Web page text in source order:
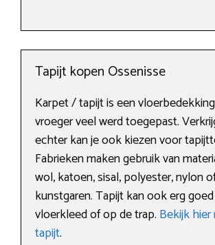
Tapijt kopen Ossenisse
Karpet / tapijt is een
vroeger veel werd toegepast.
echter kan je ook kiezen voor
Fabrieken maken gebruik van
wol, katoen, sisal, polyester, nylon
kunstgaren. Tapijt kan ook erg
vloerkleed of op de trap. Bekijk
tapijt.